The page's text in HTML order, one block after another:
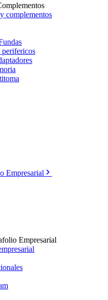
complementos
perifericos
Empresarial
Empresarial